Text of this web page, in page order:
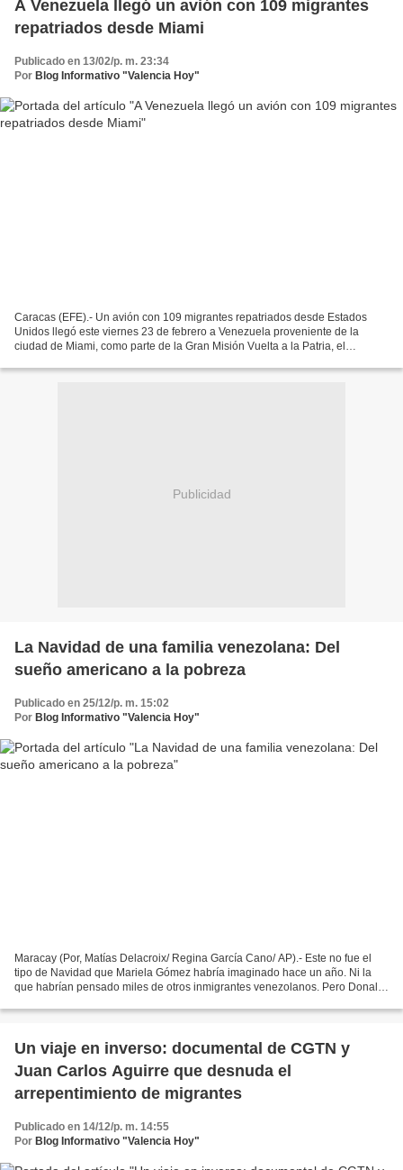
A Venezuela llegó un avión con 109 migrantes
repatriados desde Miami
Publicado en 13/02/p. m. 23:34
Por Blog Informativo "Valencia Hoy"
Caracas (EFE).- Un avión con 109 migrantes repatriados desde Estados
Unidos llegó este viernes 23 de febrero a Venezuela proveniente de la
ciudad de Miami, como parte de la Gran Misión Vuelta a la Patria, el
Publicidad
La Navidad de una familia venezolana: Del
sueño americano a la pobreza
Publicado en 25/12/p. m. 15:02
Por Blog Informativo "Valencia Hoy"
Maracay (Por, Matías Delacroix/ Regina García Cano/ AP).- Este no fue el
tipo de Navidad que Mariela Gómez habría imaginado hace un año. Ni la
que habrían pensado miles de otros inmigrantes venezolanos. Pero Donald
Un viaje en inverso: documental de CGTN y
Juan Carlos Aguirre que desnuda el
arrepentimiento de migrantes
Publicado en 14/12/p. m. 14:55
Por Blog Informativo "Valencia Hoy"